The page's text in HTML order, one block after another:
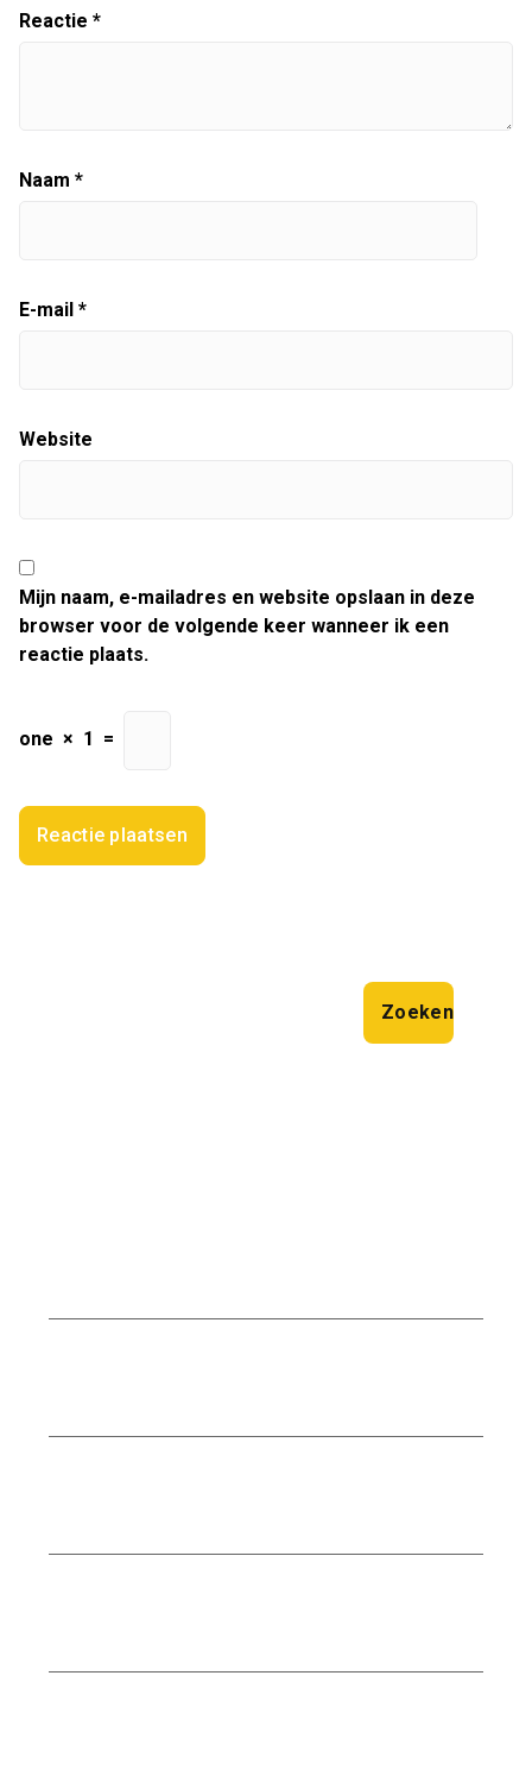
Reactie *
Naam *
E-mail *
Website
Mijn naam, e-mailadres en website opslaan in deze
browser voor de volgende keer wanneer ik een
reactie plaats.
one × 1 =
Zoeken